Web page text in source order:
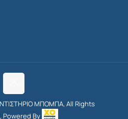
ΜΠΟΜΠΑ, All Rights
Powered By